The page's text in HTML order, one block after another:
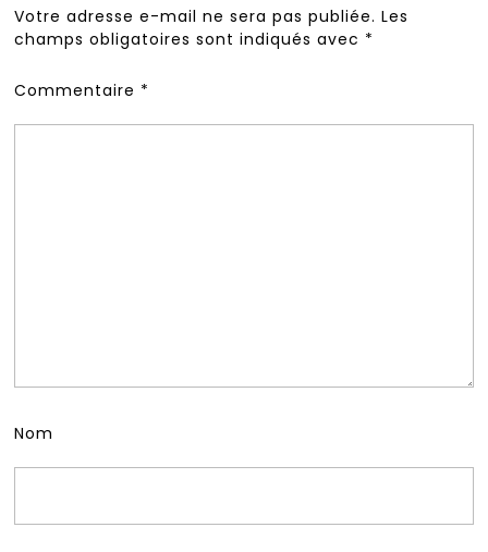
Votre adresse e-mail ne sera pas publiée. Les
champs obligatoires sont indiqués avec *
Commentaire *
Nom